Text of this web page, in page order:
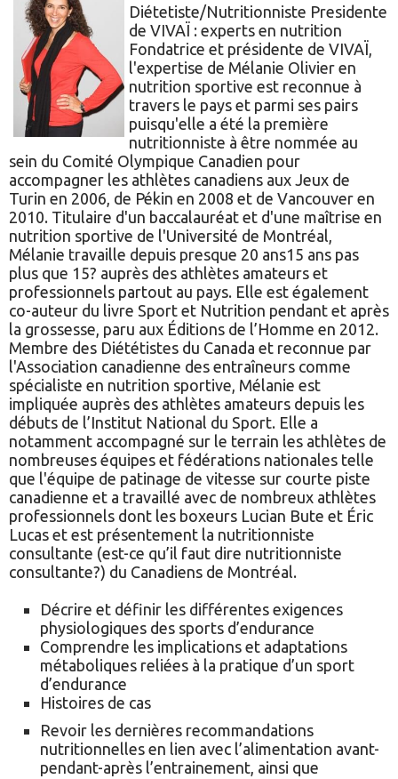
Diétetiste/Nutritionniste Presidente
de VIVAÏ : experts en nutrition
Fondatrice et présidente de VIVAÏ,
l'expertise de Mélanie Olivier en
nutrition sportive est reconnue à
travers le pays et parmi ses pairs
puisqu'elle a été la première
nutritionniste à être nommée au
sein du Comité Olympique Canadien pour
accompagner les athlètes canadiens aux Jeux de
Turin en 2006, de Pékin en 2008 et de Vancouver en
2010. Titulaire d'un baccalauréat et d'une maîtrise en
nutrition sportive de l'Université de Montréal,
Mélanie travaille depuis presque 20 ans15 ans pas
plus que 15? auprès des athlètes amateurs et
professionnels partout au pays. Elle est également
co-auteur du livre Sport et Nutrition pendant et après
la grossesse, paru aux Éditions de l’Homme en 2012.
Membre des Diététistes du Canada et reconnue par
l'Association canadienne des entraîneurs comme
spécialiste en nutrition sportive, Mélanie est
impliquée auprès des athlètes amateurs depuis les
débuts de l’Institut National du Sport. Elle a
notamment accompagné sur le terrain les athlètes de
nombreuses équipes et fédérations nationales telle
que l'équipe de patinage de vitesse sur courte piste
canadienne et a travaillé avec de nombreux athlètes
professionnels dont les boxeurs Lucian Bute et Éric
Lucas et est présentement la nutritionniste
consultante (est-ce qu’il faut dire nutritionniste
consultante?) du Canadiens de Montréal.
Décrire et définir les différentes exigences
physiologiques des sports d’endurance
Comprendre les implications et adaptations
métaboliques reliées à la pratique d’un sport
d’endurance
Histoires de cas
Revoir les dernières recommandations
nutritionnelles en lien avec l’alimentation avant-
pendant-après l’entrainement, ainsi que